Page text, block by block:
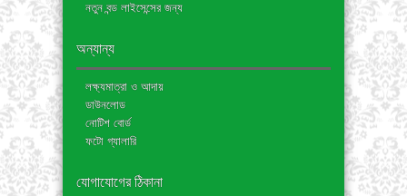
নতুন বন্ড লাইসেন্সের জন্য
অন্যান্য
লক্ষ্যমাত্রা ও আদায়
ডাউনলোড
নোটিশ বোর্ড
ফটো গ্যালারি
যোগাযোগের ঠিকানা